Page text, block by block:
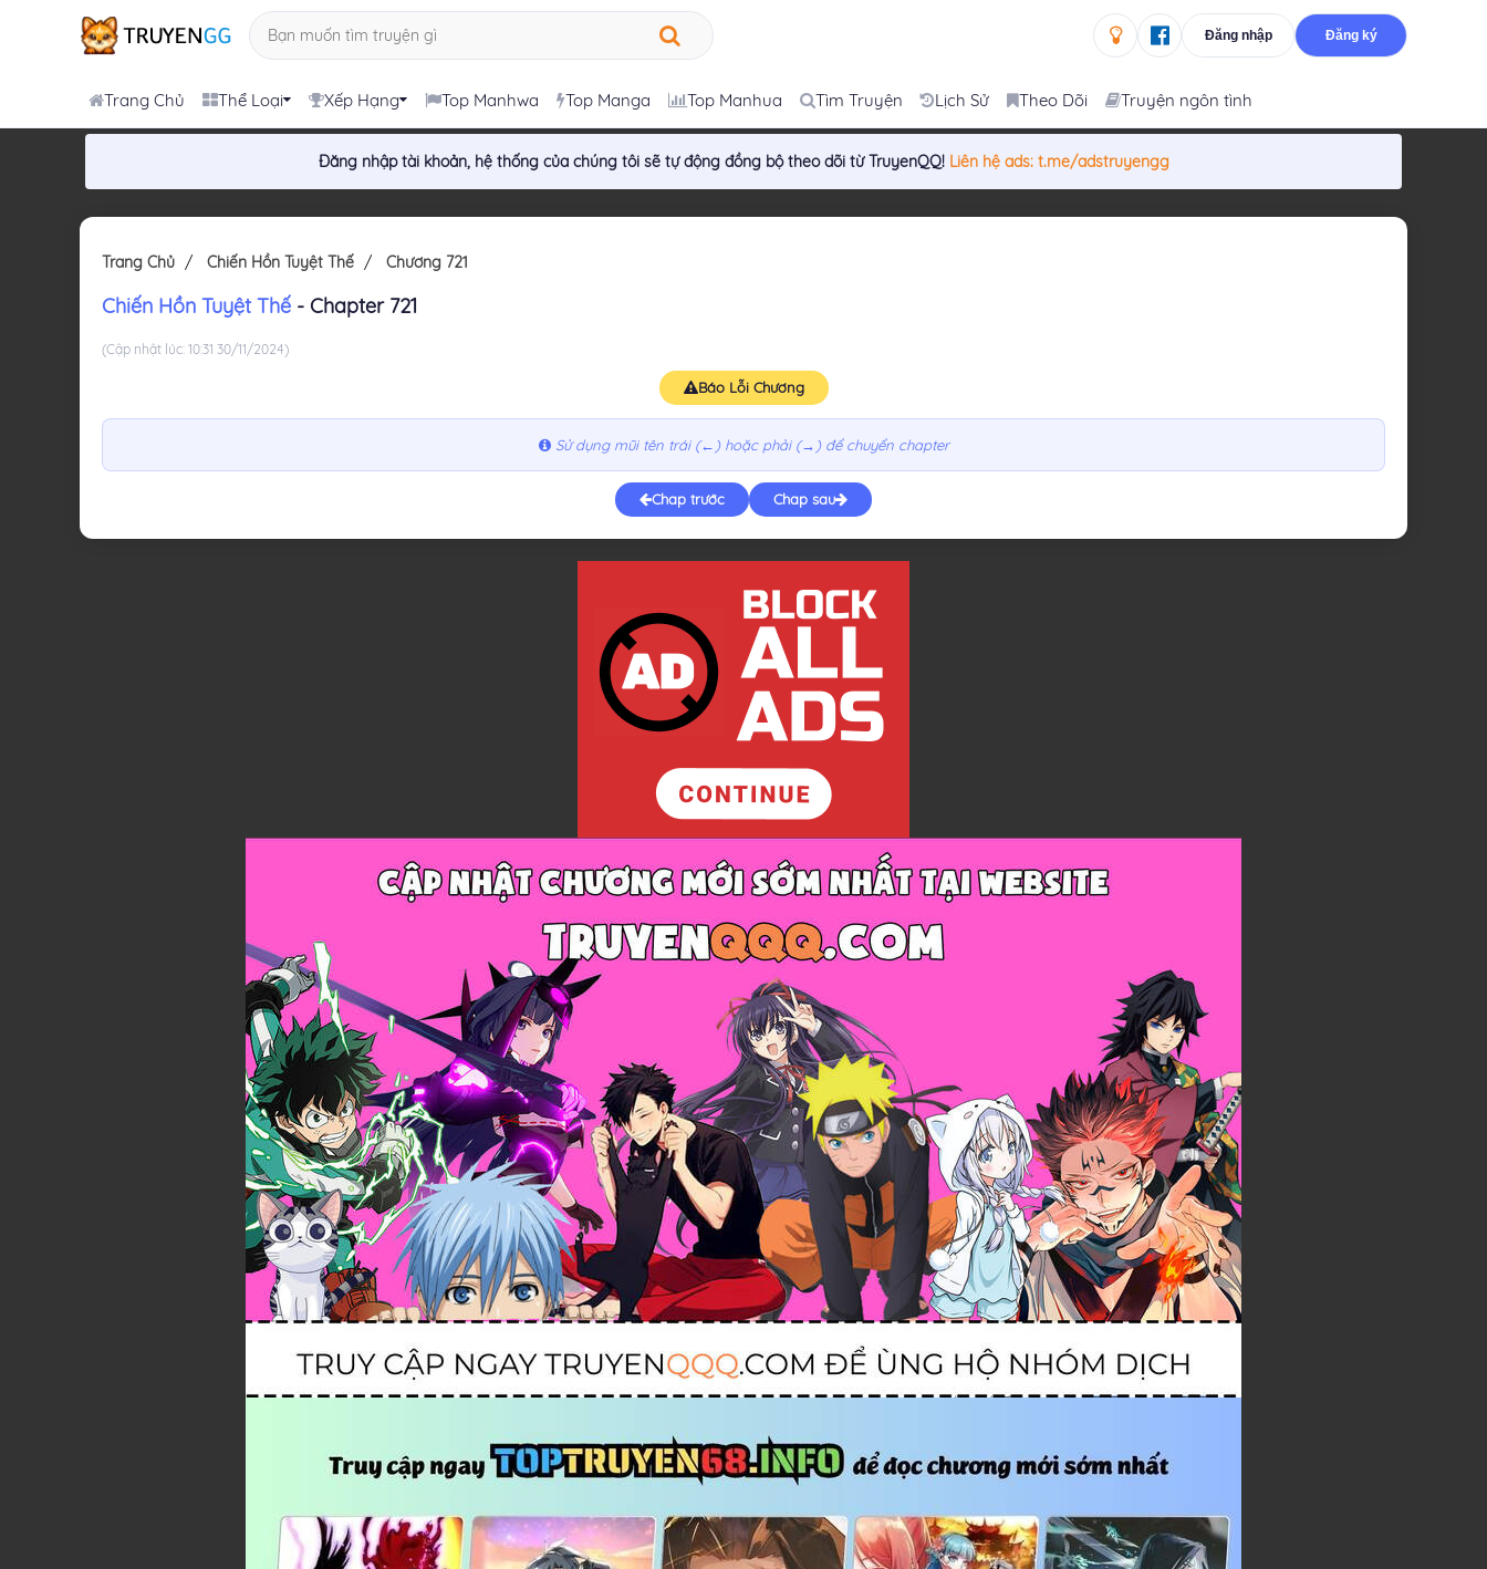
Đăng nhập Đăng ký
Trang Chủ Thể Loại Xếp Hạng Top Manhwa Top Manga Top Manhua Tìm Truyện Lịch Sử Theo Dõi Truyện ngôn tình
Đăng nhập tài khoản, hệ thống của chúng tôi sẽ tự động đồng bộ theo dõi từ TruyenQQ! Liên hệ ads: t.me/adstruyengg
Trang Chủ Chiến Hồn Tuyệt Thế Chương 721
Chiến Hồn Tuyệt Thế - Chapter 721
(Cập nhật lúc: 10:31 30/11/2024)
Báo Lỗi Chương
Sử dụng mũi tên trái (←) hoặc phải (→) để chuyển chapter
Chap trước Chap sau